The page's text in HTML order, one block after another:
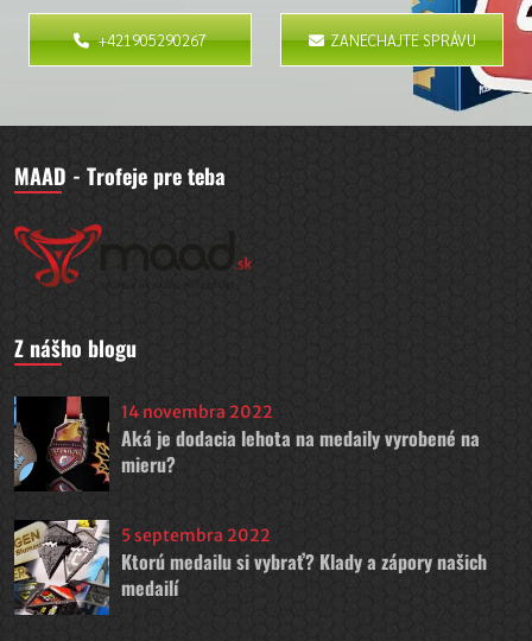
+421905290267 ZANECHAJTE SPRÁVU
MAAD - Trofeje pre teba
Z nášho blogu
14 novembra 2022
Aká je dodacia lehota na medaily vyrobené na
mieru?
5 septembra 2022
Ktorú medailu si vybrať? Klady a zápory našich
medailí